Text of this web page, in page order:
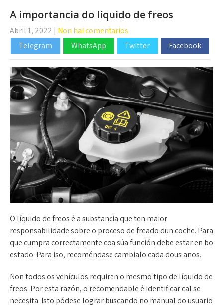
A importancia do líquido de freos
Abril 1, 2022 | Non hai comentarios
Telegram
WhatsApp Twitter Facebook
O líquido de freos é a substancia que ten maior
responsabilidade sobre o proceso de freado dun coche. Para
que cumpra correctamente coa súa función debe estar en bo
estado. Para iso, recoméndase cambialo cada dous anos.
Non todos os vehículos requiren o mesmo tipo de líquido de
freos. Por esta razón, o recomendable é identificar cal se
necesita. Isto pódese lograr buscando no manual do usuario